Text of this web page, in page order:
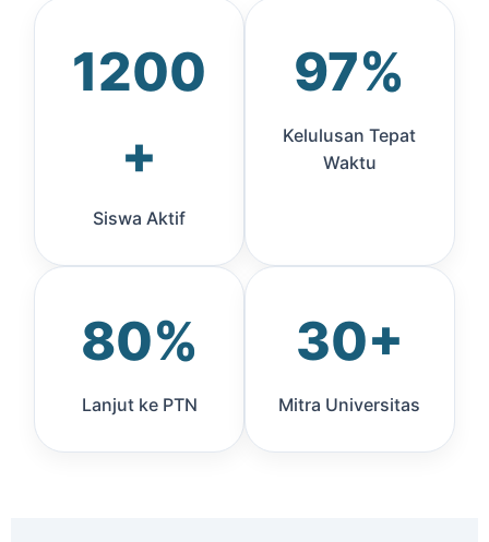
1200
+
Siswa Aktif
97%
Kelulusan Tepat
Waktu
80%
Lanjut ke PTN
30+
Mitra Universitas